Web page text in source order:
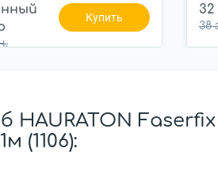
Купить
32
38
Faserfix
(1106):